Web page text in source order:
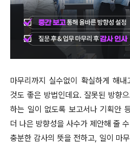
마무리까지 실수없이 확실하게 해
것도 좋은 방법인데요. 잘못된 방향
하는 일이 없도록 보고서나 기획안
더 나은 방향성을 사수가 제안해 줄
충분한 감사의 뜻을 전하고, 일이 마